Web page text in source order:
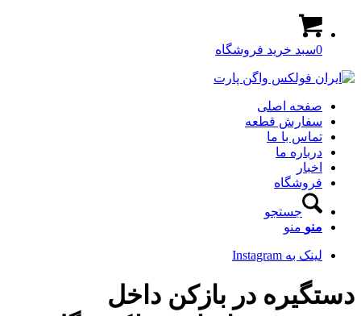
0سبد خرید فروشگاه
صفحه اصلی
سفارش قطعه
تماس با ما
درباره ما
اخبار
فروشگاه
جستجو
منو منو
لینک به Instagram
دستگیره در بازکن داخل